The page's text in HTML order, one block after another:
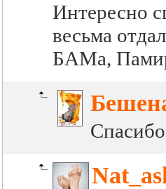
Интересно
весьма
БАМа,